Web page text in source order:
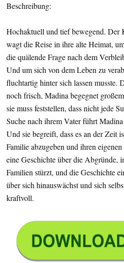
Beschreibung:
Hochaktuell und tief bewegend. Der
wagt die Reise in ihre alte Heimat,
die quälende Frage nach dem
Und um sich von dem Leben zu
fluchtartig hinter sich lassen musste.
noch frisch, Madina begegnet
sie muss feststellen, dass nicht jede
Suche nach ihrem Vater führt
Und sie begreift, dass es an der Zeit
Familie abzugeben und ihren
eine Geschichte über die Abgründe,
Familien stürzt, und die Geschichte
über sich hinauswächst und sich
kraftvoll.